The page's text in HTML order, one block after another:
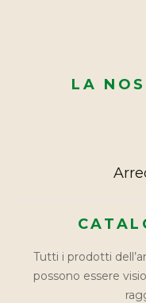
LA
Tutti i prodotti
possono essere